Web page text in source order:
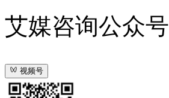
艾媒咨询公众号
视频号